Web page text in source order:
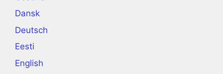
Dansk
Deutsch
Eesti
English